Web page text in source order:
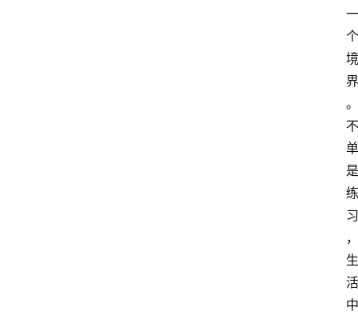
一
个
境
界
。
不
单
是
练
习
，
生
活
中